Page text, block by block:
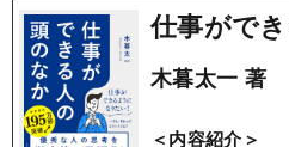
仕事がで
木暮太一 著
＜内容紹介＞